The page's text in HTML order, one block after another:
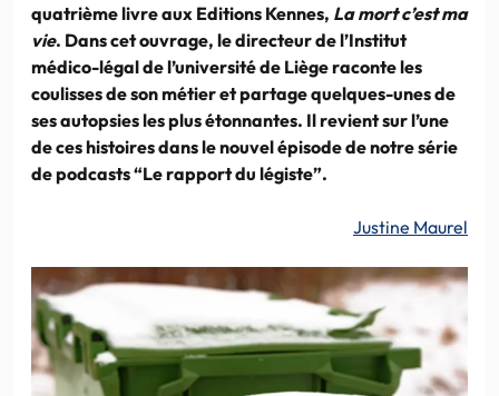
quatrième livre aux Editions Kennes, La mort c’est ma
vie. Dans cet ouvrage, le directeur de l’Institut
médico-légal de l’université de Liège raconte les
coulisses de son métier et partage quelques-unes de
ses autopsies les plus étonnantes. Il revient sur l’une
de ces histoires dans le nouvel épisode de notre série
de podcasts “Le rapport du légiste”.
Justine Maurel